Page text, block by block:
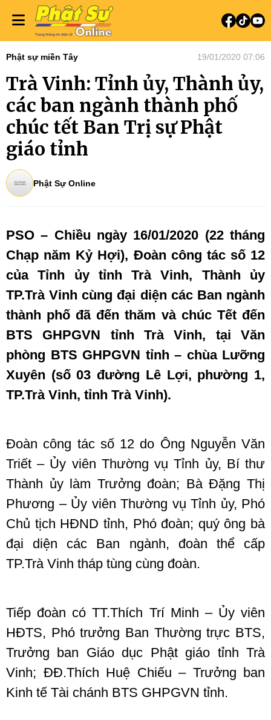
Phật sự miền Tây 19/01/2020 07:06
Trà Vinh: Tỉnh ủy, Thành ủy,
các ban ngành thành phố
chúc tết Ban Trị sự Phật
giáo tỉnh
Phật Sự Online
PSO – Chiều ngày 16/01/2020 (22 tháng
Chạp năm Kỷ Hợi), Đoàn công tác số 12
của Tỉnh ủy tỉnh Trà Vinh, Thành ủy
TP.Trà Vinh cùng đại diện các Ban ngành
thành phố đã đến thăm và chúc Tết đến
BTS GHPGVN tỉnh Trà Vinh, tại Văn
phòng BTS GHPGVN tỉnh – chùa Lưỡng
Xuyên (số 03 đường Lê Lợi, phường 1,
TP.Trà Vinh, tỉnh Trà Vinh).
Đoàn công tác số 12 do Ông Nguyễn Văn
Triết – Ủy viên Thường vụ Tỉnh ủy, Bí thư
Thành ủy làm Trưởng đoàn; Bà Đặng Thị
Phương – Ủy viên Thường vụ Tỉnh ủy, Phó
Chủ tịch HĐND tỉnh, Phó đoàn; quý ông bà
đại diện các Ban ngành, đoàn thể cấp
TP.Trà Vinh tháp tùng cùng đoàn.
Tiếp đoàn có TT.Thích Trí Minh – Ủy viên
HĐTS, Phó trưởng Ban Thường trực BTS,
Trưởng ban Giáo dục Phật giáo tỉnh Trà
Vinh; ĐĐ.Thích Huệ Chiếu – Trưởng ban
Kinh tế Tài chánh BTS GHPGVN tỉnh.